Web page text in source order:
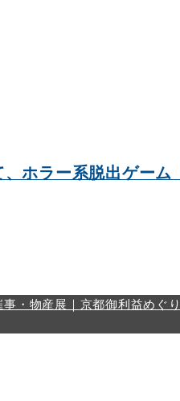
ホラー系脱出ゲーム
・物産展｜ 京都御利益めぐ